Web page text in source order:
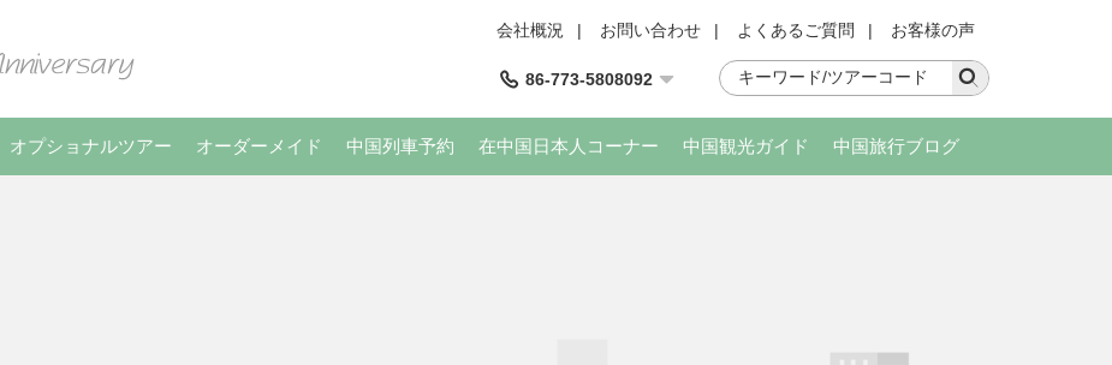
会社概況 | お問い合わせ | よくあるご質問 | お客様の声
86-773-5808092
オプショナルツアー オーダーメイド 中国列車予約 在中国日本人コーナー 中国観光ガイド 中国旅行ブログ